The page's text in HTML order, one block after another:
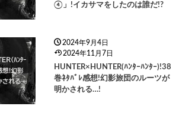
④」!イカサマをしたのは誰だ!?
2024年9月4日
2024年11月7日
HUNTER×HUNTER(ﾊﾝﾀｰﾊﾝﾀｰ)!38
巻ﾈﾀﾊﾞﾚ感想!幻影旅団のルーツが
明かされる…!